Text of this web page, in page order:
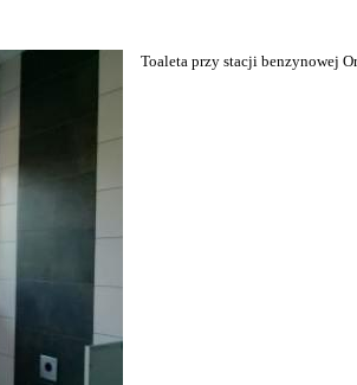
Toaleta przy stacji benzynowej